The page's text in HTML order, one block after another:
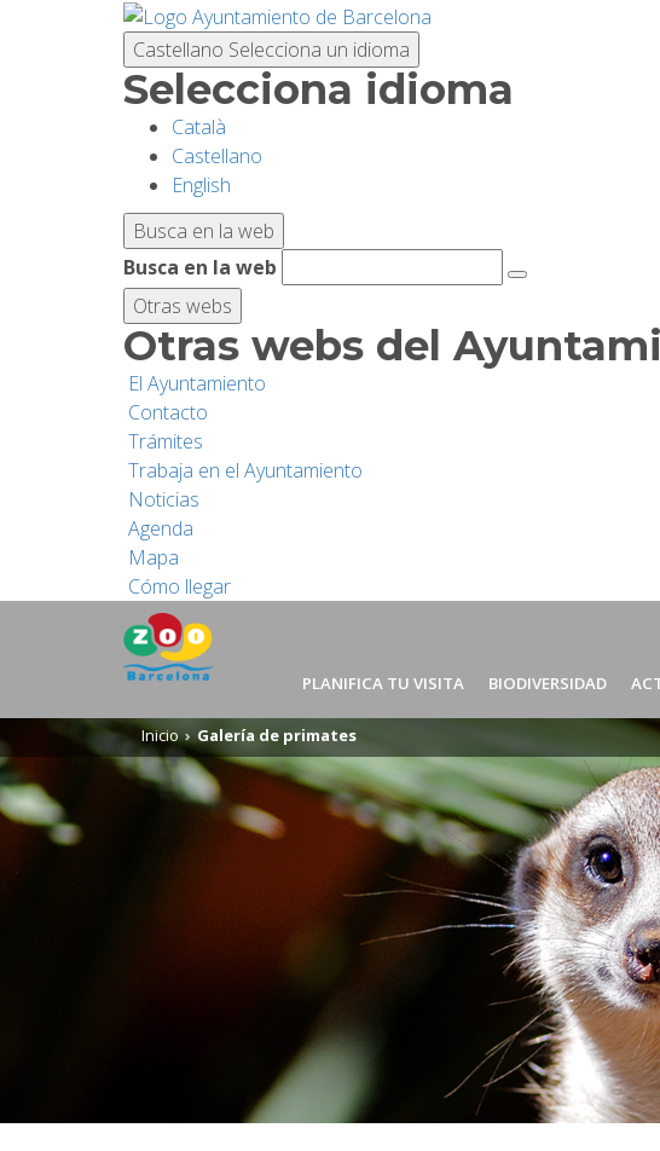
Castellano Selecciona un idioma
Selecciona idioma
Català
Castellano
English
Busca en la web
Busca en la web
Otras webs
Otras webs del
El Ayuntamiento
Contacto
Trámites
Trabaja en el Ayuntamiento
Noticias
Agenda
Mapa
Cómo llegar
PLANIFICA TU VISITA BIODIVERSIDAD
Inicio Galería de primates